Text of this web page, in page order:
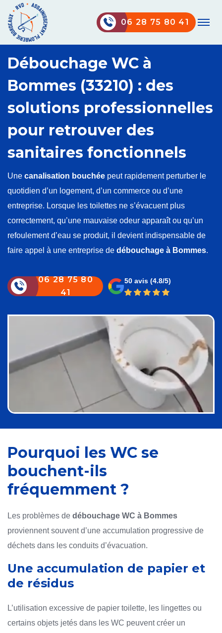
06 28 75 80 41
Débouchage WC à
Bommes (33210) : des
solutions professionnelles
pour retrouver des
sanitaires fonctionnels
Une canalisation bouchée peut rapidement perturber le
quotidien d’un logement, d’un commerce ou d’une
entreprise. Lorsque les toilettes ne s’évacuent plus
correctement, qu’une mauvaise odeur apparaît ou qu’un
refoulement d’eau se produit, il devient indispensable de
faire appel à une entreprise de débouchage à Bommes.
06 28 75 80
41
50 avis (4.8/5)
Pourquoi les WC se
bouchent-ils
fréquemment ?
Les problèmes de débouchage WC à Bommes
proviennent souvent d’une accumulation progressive de
déchets dans les conduits d’évacuation.
Une accumulation de papier et
de résidus
L’utilisation excessive de papier toilette, les lingettes ou
certains objets jetés dans les WC peuvent créer un